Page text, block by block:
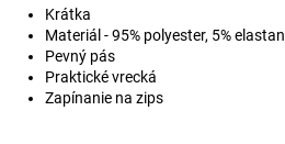
Krátka
Materiál - 95% polyester, 5% elastan
Pevný pás
Praktické vrecká
Zapínanie na zips